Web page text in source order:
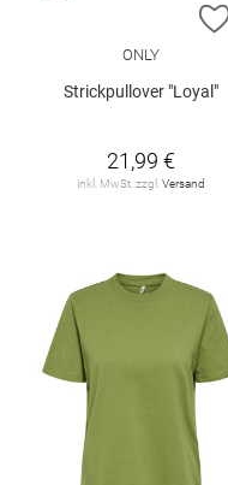
ONLY
Strickpullover "Loyal"
21,99 €
inkl. MwSt. zzgl. Versand